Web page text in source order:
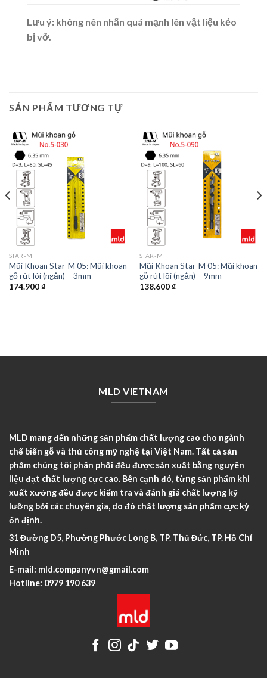
Lưu ý: không nên nhấn quá mạnh lên vật liệu kẻo
bị vỡ.
SẢN PHẨM TƯƠNG TỰ
STAR-M
Mũi Khoan Star-M 05: Mũi khoan
gỗ rút lõi (ngắn) – 3mm
174.900₫
STAR-M
Mũi Khoan Star-M 05: Mũi khoan
gỗ rút lõi (ngắn) – 9mm
138.600₫
MLD VIETNAM
MLD mang đến những sản phẩm chất lượng cao cho ngành
chế biến gỗ và thủ công mỹ nghệ tại Việt Nam. Tất cả sản
phẩm chúng tôi phân phối đều được sản xuất bằng nguyên
liệu đạt chất lượng cực cao. Bên cạnh đó, từng sản phẩm khi
xuất xưởng đều được kiểm tra và đánh giá chất lượng kỹ
lưỡng bởi các chuyên gia, do đó chất lượng sản phẩm cực kỳ
ổn định.
31 Đường D5, Phường Phước Long B, TP. Thủ Đức, TP. Hồ Chí
Minh
E-mail: mld.companyvn@gmail.com
Hotline: 0979 190 639